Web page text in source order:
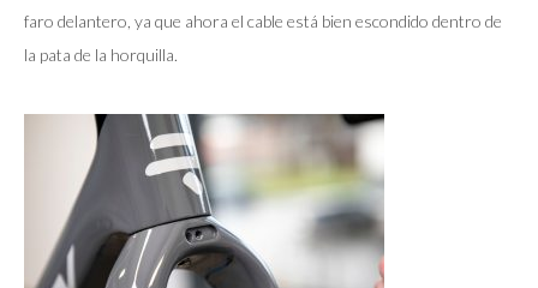
faro delantero, ya que ahora el cable está bien escondido dentro de
la pata de la horquilla.